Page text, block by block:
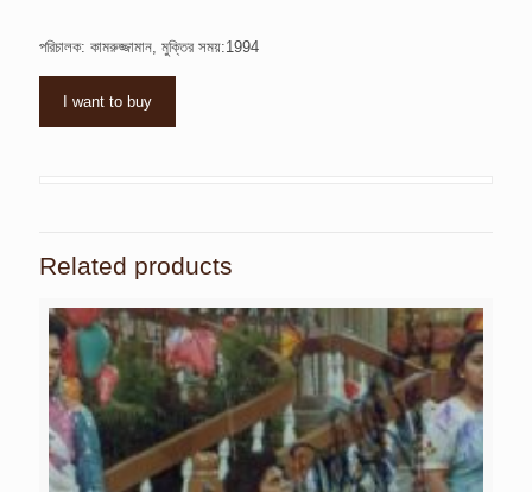
পরিচালক: কামরুজ্জামান, মুক্তির সময়:1994
I want to buy
Related products